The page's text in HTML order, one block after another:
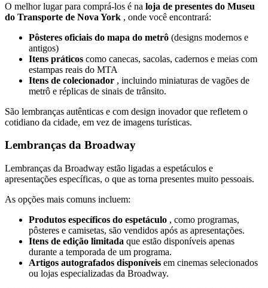
O melhor lugar para comprá-los é na loja de presentes do Museu
do Transporte de Nova York , onde você encontrará:
Pôsteres oficiais do mapa do metrô (designs modernos e
antigos)
Itens práticos como canecas, sacolas, cadernos e meias com
estampas reais do MTA
Itens de colecionador , incluindo miniaturas de vagões de
metrô e réplicas de sinais de trânsito.
São lembranças autênticas e com design inovador que refletem o
cotidiano da cidade, em vez de imagens turísticas.
Lembranças da Broadway
Lembranças da Broadway estão ligadas a espetáculos e
apresentações específicas, o que as torna presentes muito pessoais.
As opções mais comuns incluem:
Produtos específicos do espetáculo , como programas,
pôsteres e camisetas, são vendidos após as apresentações.
Itens de edição limitada que estão disponíveis apenas
durante a temporada de um programa.
Artigos autografados disponíveis em cinemas selecionados
ou lojas especializadas da Broadway.